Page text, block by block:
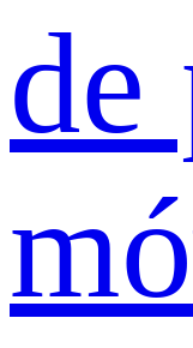
de